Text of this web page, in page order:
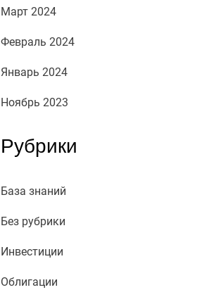
Март 2024
Февраль 2024
Январь 2024
Ноябрь 2023
Рубрики
База знаний
Без рубрики
Инвестиции
Облигации